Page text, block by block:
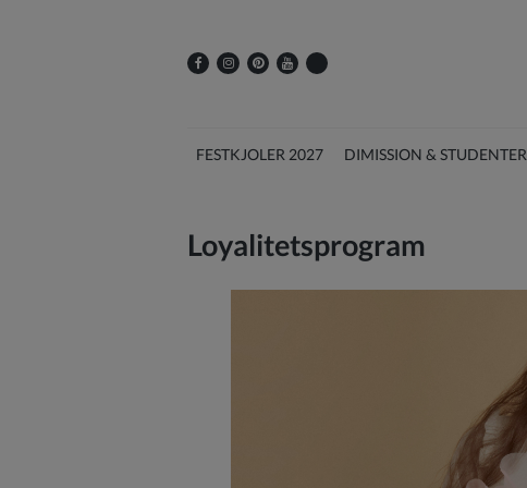
FESTKJOLER 2027 DIMISSION & STUDENTER
Loyalitetsprogram